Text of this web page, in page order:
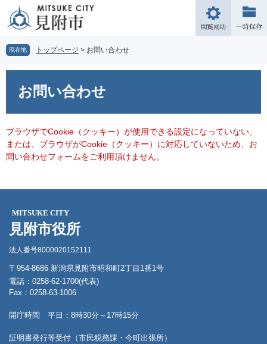
の
先
頭
ー
を
飛
文
へ
閲
覧
現在地 トップページ > お問い合わせ
お問い合わせ
ブラウザでCookie（クッキー）が使用できる設定になっていない、
または、ブラウザがCookie（クッキー）に対応していないため、お
問い合わせフォームをご利用頂けません。
MITSUKE CITY
見附市役所
法人番号8000020152111
〒954-8686 新潟県見附市昭和町2丁目1番1号
電話：0258-62-1700(代表)
Fax：0258-63-1006
開庁時間 平日：8時30分～17時15分
証明書発行等受付（市民税務課・今町出張所）